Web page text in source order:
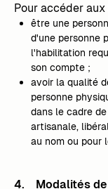
Pour accéder
être une
d'une personne
l'habilitation
son compte ;
avoir la qualité
personne
dans le cadre
artisanale,
au nom ou pour
4. Modalités de